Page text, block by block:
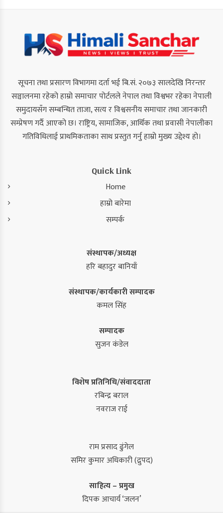
सूचना तथा प्रसारण विभागमा दर्ता भई बि.सं. २०७३ सालदेखि निरन्तर
सञ्चालनमा रहेको हाम्रो समाचार पोर्टलले नेपाल तथा विश्वभर रहेका नेपाली
समुदायसँग सम्बन्धित ताजा, सत्य र विश्वसनीय समाचार तथा जानकारी
सम्प्रेषण गर्दै आएको छ। राष्ट्रिय, सामाजिक, आर्थिक तथा प्रवासी नेपालीका
गतिविधिलाई प्राथमिकताका साथ प्रस्तुत गर्नु हाम्रो मुख्य उद्देश्य हो।
Quick Link
Home
हाम्रो बारेमा
सम्पर्क
संस्थापक/अध्यक्ष
हरि बहादुर बानियाँ
संस्थापक/कार्यकारी सम्पादक
कमल सिंह
सम्पादक
सुजन कंडेल
विशेष प्रतिनिधि/संवाददाता
रबिन्द्र बराल
नवराज राई
राम प्रसाद ढुंगेल
समिर कुमार अधिकारी (द्रुपद)
साहित्य – प्रमुख
दिपक आचार्य ‘जलन’